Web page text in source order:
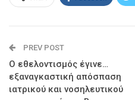
PREV POST
Ο εθελοντισμός έγινε…
εξαναγκαστική απόσπαση
ιατρικού και νοσηλευτικού